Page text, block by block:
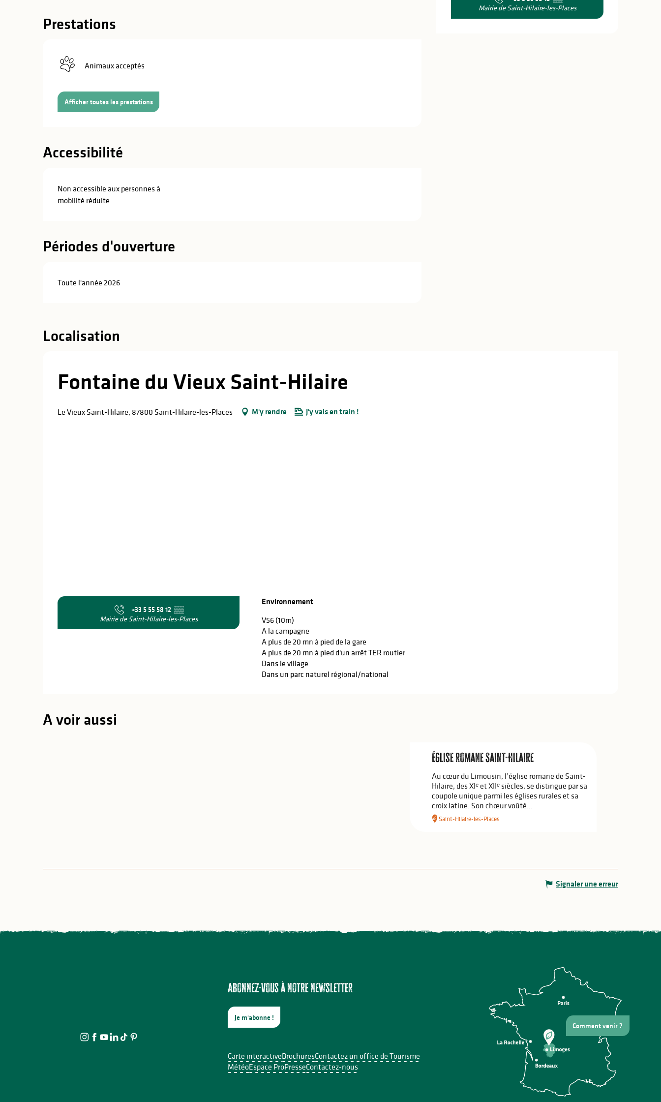
Mairie de Saint-Hilaire-les-Places
Prestations
Animaux acceptés
Afficher toutes les prestations
Accessibilité
Non accessible aux personnes à
mobilité réduite
Périodes d'ouverture
Toute l'année 2026
Localisation
Fontaine du Vieux Saint-Hilaire
Le Vieux Saint-Hilaire, 87800 Saint-Hilaire-les-Places M'y rendre J'y vais en train !
+33 5 55 58 12 ▒▒
Mairie de Saint-Hilaire-les-Places
Environnement
Environnement
V56 (10m)
A la campagne
A plus de 20 mn à pied de la gare
A plus de 20 mn à pied d'un arrêt TER routier
Dans le village
Dans un parc naturel régional/national
A voir aussi
Église romane Saint-Hilaire
Au cœur du Limousin, l’église romane de Saint-
Hilaire, des XIᵉ et XIIᵉ siècles, se distingue par sa
coupole unique parmi les églises rurales et sa
croix latine. Son chœur voûté...
Saint-Hilaire-les-Places
Signaler une erreur
Abonnez-vous à notre newsletter
Je m'abonne !
Carte interactiveBrochuresContactez un office de Tourisme
MétéoEspace ProPresseContactez-nous
Comment venir ?